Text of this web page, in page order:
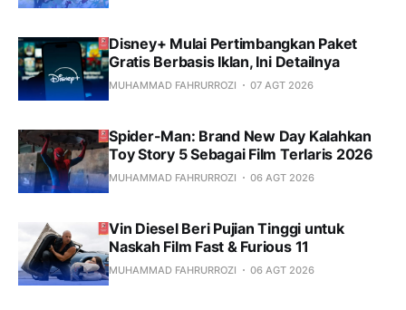
Disney+ Mulai Pertimbangkan Paket
Gratis Berbasis Iklan, Ini Detailnya
MUHAMMAD FAHRURROZI 07 AGT 2026
Spider-Man: Brand New Day Kalahkan
Toy Story 5 Sebagai Film Terlaris 2026
MUHAMMAD FAHRURROZI 06 AGT 2026
Vin Diesel Beri Pujian Tinggi untuk
Naskah Film Fast & Furious 11
MUHAMMAD FAHRURROZI 06 AGT 2026